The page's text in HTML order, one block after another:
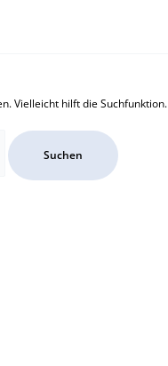
Vielleicht hilft die Suchfunktion.